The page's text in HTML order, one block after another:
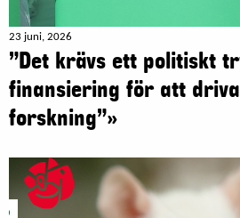
23 juni, 2026
”Det krävs ett politiskt
finansiering för att
forskning”»